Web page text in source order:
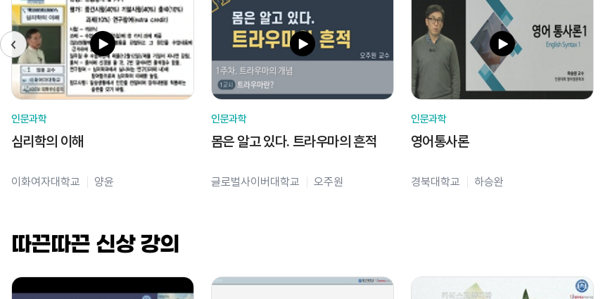
인문과학
심리학의 이해
이화여자대학교 양윤
인문과학
몸은 알고 있다. 트라우마의 흔적
글로벌사이버대학교 오주원
인문과학
영어통사론
경북대학교 하승완
따끈따끈 신상 강의